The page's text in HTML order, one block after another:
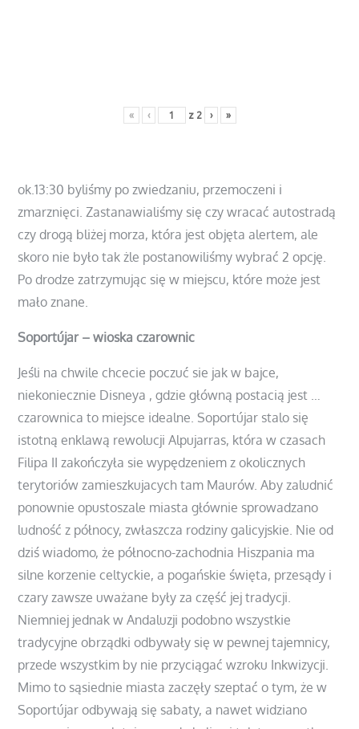
« ‹ z 2 › »
ok.13:30 byliśmy po zwiedzaniu, przemoczeni i
zmarznięci. Zastanawialiśmy się czy wracać autostradą
czy drogą bliżej morza, która jest objęta alertem, ale
skoro nie było tak żle postanowiliśmy wybrać 2 opcję.
Po drodze zatrzymując się w miejscu, które może jest
mało znane.
Soportújar – wioska czarownic
Jeśli na chwile chcecie poczuć sie jak w bajce,
niekoniecznie Disneya , gdzie główną postacią jest …
czarownica to miejsce idealne. Soportújar stalo się
istotną enklawą rewolucji Alpujarras, która w czasach
Filipa II zakończyła sie wypędzeniem z okolicznych
terytoriów zamieszkujacych tam Maurów. Aby zaludnić
ponownie opustoszale miasta głównie sprowadzano
ludność z północy, zwłaszcza rodziny galicyjskie. Nie od
dziś wiadomo, że północno-zachodnia Hiszpania ma
silne korzenie celtyckie, a pogańskie święta, przesądy i
czary zawsze uważane były za część jej tradycji.
Niemniej jednak w Andaluzji podobno wszystkie
tradycyjne obrządki odbywały się w pewnej tajemnicy,
przede wszystkim by nie przyciągać wzroku Inkwizycji.
Mimo to sąsiednie miasta zaczęły szeptać o tym, że w
Soportújar odbywają się sabaty, a nawet widziano